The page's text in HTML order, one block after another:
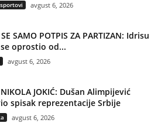
avgust 6, 2026
SE SAMO POTPIS ZA PARTIZAN: Idrisu
oprostio od...
avgust 6, 2026
NIKOLA JOKIĆ: Dušan Alimpijević
spisak reprezentacije Srbije
avgust 6, 2026